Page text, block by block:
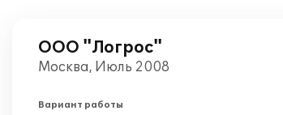
ООО "Логрос"
Москва, Июль 2008
Вариант работы